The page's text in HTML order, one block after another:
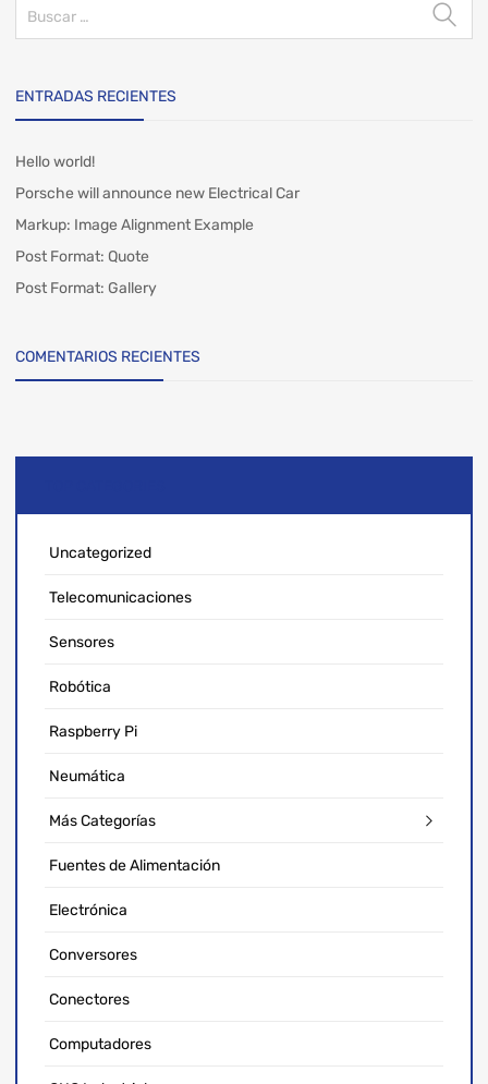
ENTRADAS RECIENTES
Hello world!
Porsche will announce new Electrical Car
Markup: Image Alignment Example
Post Format: Quote
Post Format: Gallery
COMENTARIOS RECIENTES
Uncategorized
Telecomunicaciones
Sensores
Robótica
Raspberry Pi
Neumática
Más Categorías
Fuentes de Alimentación
Electrónica
Conversores
Conectores
Computadores